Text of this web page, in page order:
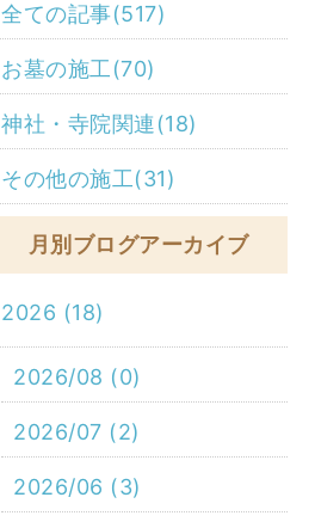
全ての記事(517)
お墓の施工(70)
神社・寺院関連(18)
その他の施工(31)
月別ブログアーカイブ
2026 (18)
2026/08 (0)
2026/07 (2)
2026/06 (3)